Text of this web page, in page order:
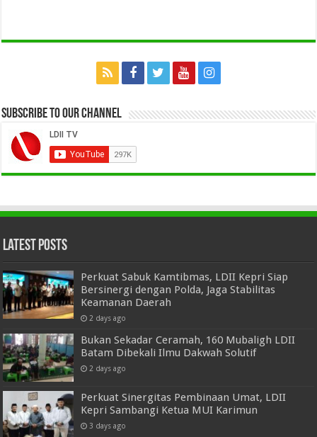
Subscribe to our Channel
Latest Posts
Perkuat Sabuk Kamtibmas, LDII Kepri Siap
Bersinergi dengan Polda, Jaga Stabilitas
Keamanan Daerah
2 days ago
Bukan Sekadar Ceramah, 160 Mubaligh LDII
Batam Dibekali Ilmu Dakwah Solutif
2 days ago
Perkuat Sinergitas Pembinaan Umat, LDII
Kepri Sambangi Ketua MUI Karimun
3 days ago